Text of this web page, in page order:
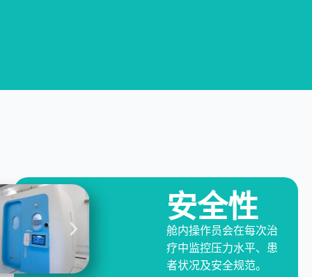
安全性
舱内操作员会在每次治
疗中监控压力水平、患
者状况及安全规范。